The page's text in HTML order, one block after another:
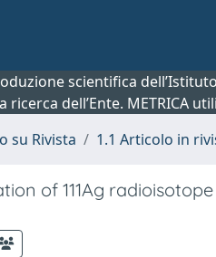
scientifica
dell’Ente. METRICA
su Rivista 1.1 Articolo in
of 111Ag